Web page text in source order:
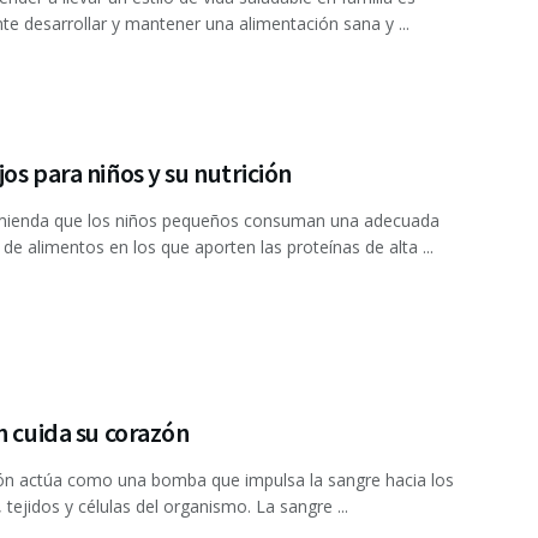
desarrollar y mantener una ali­mentación sana y ...
para niños y su nutrición
que los niños pequeños consuman una adecuada
alimentos en los que aporten las proteínas de alta ...
cuida su corazón
actúa como una bomba que impulsa la sangre hacia los
y células del organismo. La sangre ...